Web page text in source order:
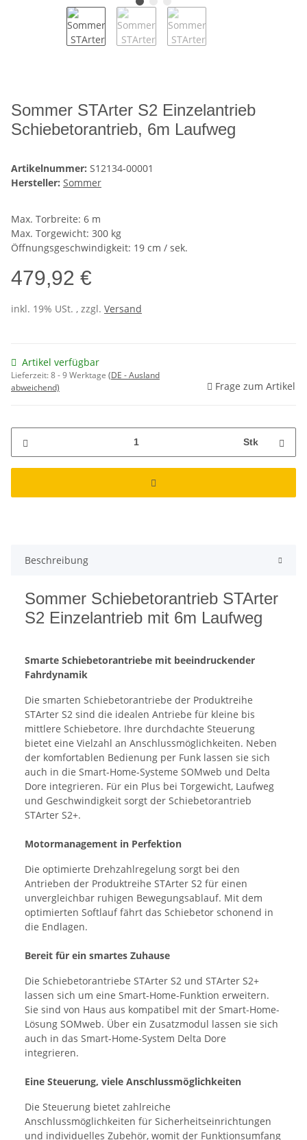
Sommer STArter S2 Einzelantrieb
Schiebetorantrieb, 6m Laufweg
Artikelnummer: S12134-00001
Hersteller: Sommer
Max. Torbreite: 6 m
Max. Torgewicht: 300 kg
Öffnungsgeschwindigkeit: 19 cm / sek.
479,92 €
inkl. 19% USt. , zzgl. Versand
Artikel verfügbar
Lieferzeit:8 - 9 Werktage (DE - Ausland
abweichend)
Frage zum Artikel
Stk
Beschreibung
Sommer Schiebetorantrieb STArter
S2 Einzelantrieb mit 6m Laufweg
Smarte Schiebetorantriebe mit beeindruckender
Fahrdynamik
Die smarten Schiebetorantriebe der Produktreihe
STArter S2 sind die idealen Antriebe für kleine bis
mittlere Schiebetore. Ihre durchdachte Steuerung
bietet eine Vielzahl an Anschlussmöglichkeiten. Neben
der komfortablen Bedienung per Funk lassen sie sich
auch in die Smart-Home-Systeme SOMweb und Delta
Dore integrieren. Für ein Plus bei Torgewicht, Laufweg
und Geschwindigkeit sorgt der Schiebetorantrieb
STArter S2+.
Motormanagement in Perfektion
Die optimierte Drehzahlregelung sorgt bei den
Antrieben der Produktreihe STArter S2 für einen
unvergleichbar ruhigen Bewegungsablauf. Mit dem
optimierten Softlauf fährt das Schiebetor schonend in
die Endlagen.
Bereit für ein smartes Zuhause
Die Schiebetorantriebe STArter S2 und STArter S2+
lassen sich um eine Smart-Home-Funktion erweitern.
Sie sind von Haus aus kompatibel mit der Smart-Home-
Lösung SOMweb. Über ein Zusatzmodul lassen sie sich
auch in das Smart-Home-System Delta Dore
integrieren.
Eine Steuerung, viele Anschlussmöglichkeiten
Die Steuerung bietet zahlreiche
Anschlussmöglichkeiten für Sicherheitseinrichtungen
und individuelles Zubehör, womit der Funktionsumfang